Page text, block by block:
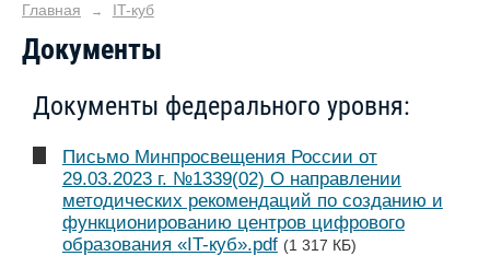
Главная → IT-куб
Документы
Документы федерального уровня:
Письмо Минпросвещения России от
29.03.2023 г. №1339(02) О направлении
методических рекомендаций по созданию и
функционированию центров цифрового
образования «IT-куб».pdf (1 317 КБ)